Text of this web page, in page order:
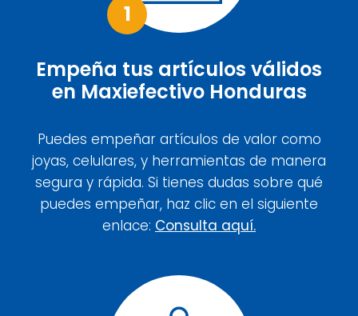
1
Empeña tus artículos válidos
en Maxiefectivo Honduras
Puedes empeñar artículos de valor como
joyas, celulares, y herramientas de manera
segura y rápida. Si tienes dudas sobre qué
puedes empeñar, haz clic en el siguiente
enlace: Consulta aquí.